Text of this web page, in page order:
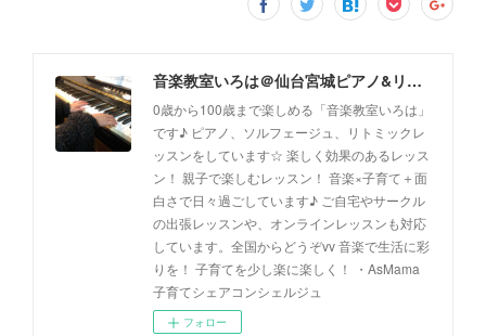
音楽教室いろは＠仙台宮城ピアノ&リトミック(出張レッスン、オンラインレッスン対応)
0歳から100歳まで楽しめる「音楽教室いろは」
です♪ ピアノ、ソルフェージュ、リトミックレ
ッスンをしています☆ 楽しく効果のあるレッス
ン！ 親子で楽しむレッスン！ 音楽×子育て＋面
白さで日々過ごしています♪ ご自宅やサークル
の出張レッスンや、オンラインレッスンも対応
しています。全国からどうぞvv 音楽で生活に彩
りを！ 子育てを少し楽に楽しく！ ・AsMama
子育てシェアコンシェルジュ
フォロー